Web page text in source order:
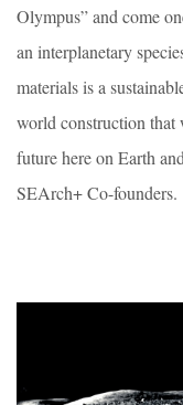
Olympus” and come
an interplanetary
materials is a
world construction
future here on Earth
SEArch+ Co-founders.